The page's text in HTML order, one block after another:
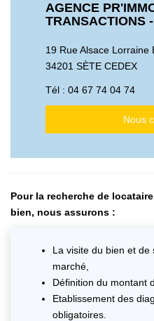
AGENCE
TRANSACTIONS
19 Rue Alsace Lorraine
34201 SÈTE CEDEX
Tél : 04 67 74 04 74
Nous
Pour la recherche de
bien, nous assurons :
La visite du bien et
marché,
Définition du montant
Etablissement des
obligatoires.